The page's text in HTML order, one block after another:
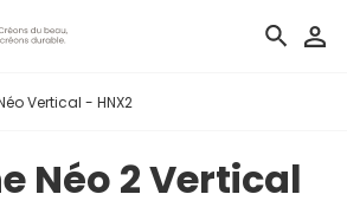
Vertical - HNX2
Néo 2 Vertical